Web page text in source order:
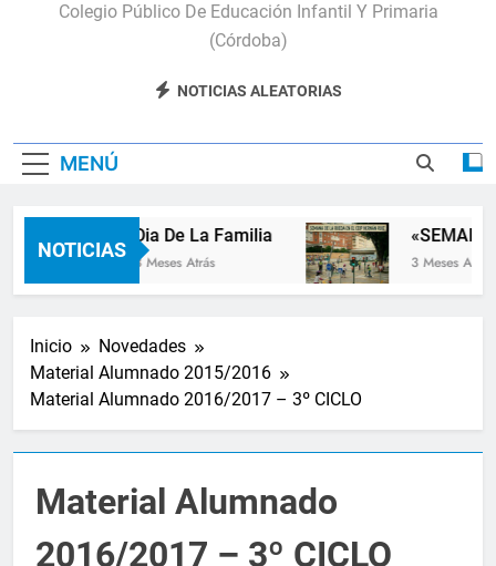
Apadrinamiento Lector 2026
Colegio Público De Educación Infantil Y Primaria
(Córdoba)
NOTICIAS ALEATORIAS
MENÚ
NOTICIAS
Dia De La Familia
3 Meses Atrás
«SEMANA
3 Meses Atrás
Inicio
Novedades
Material Alumnado 2015/2016
Material Alumnado 2016/2017 – 3º CICLO
Material Alumnado
2016/2017 – 3º CICLO